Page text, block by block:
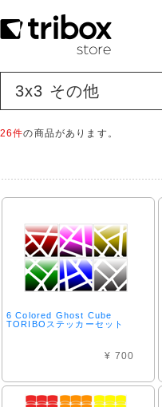
3x3 その他
26件の商品があります。
6 Colored Ghost Cube
TORIBOステッカーセット
¥ 700